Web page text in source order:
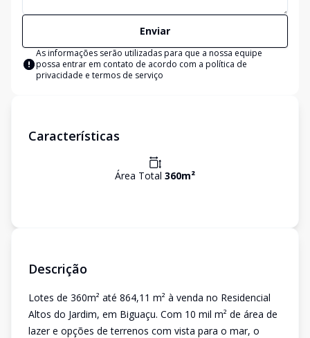
Enviar
As informações serão utilizadas para que a nossa equipe
possa entrar em contato de acordo com a política de
privacidade e termos de serviço
Características
Área Total 360m²
Descrição
Lotes de 360m² até 864,11 m² à venda no Residencial
Altos do Jardim, em Biguaçu. Com 10 mil m² de área de
lazer e opções de terrenos com vista para o mar, o